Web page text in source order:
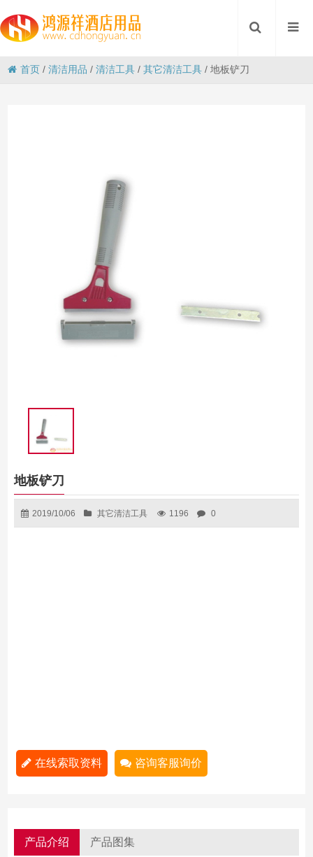
首页 /清洁用品 /清洁工具 /其它清洁工具 /地板铲刀
地板铲刀
2019/10/06 其它清洁工具 1196 0
在线索取资料 咨询客服询价
产品介绍 产品图集